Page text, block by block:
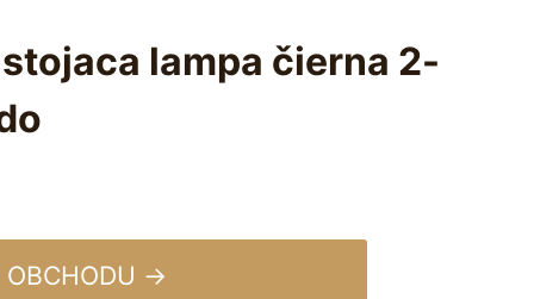
lampa čierna 2-
OBCHODU →